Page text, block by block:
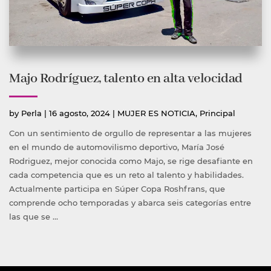
Majo Rodríguez, talento en alta velocidad
by Publicado
Perla | 16 agosto, 2024 | Publicada
MUJER ES NOTICIA, Principal
Con un sentimiento de orgullo de representar a las mujeres
en el mundo de automovilismo deportivo, María José
Rodriguez, mejor conocida como Majo, se rige desafiante en
cada competencia que es un reto al talento y habilidades.
Actualmente participa en Súper Copa Roshfrans, que
comprende ocho temporadas y abarca seis categorías entre
las que se …